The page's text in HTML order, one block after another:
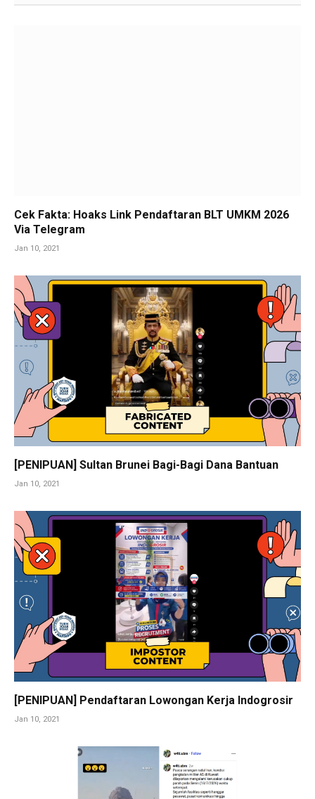
Cek Fakta: Hoaks Link Pendaftaran BLT UMKM 2026
Via Telegram
Jan 10, 2021
[PENIPUAN] Sultan Brunei Bagi-Bagi Dana Bantuan
Jan 10, 2021
[PENIPUAN] Pendaftaran Lowongan Kerja Indogrosir
Jan 10, 2021